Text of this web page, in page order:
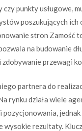
punkty usługowe,
poszukujących ich
stron Zamość
na budowanie
przewagi
partnera do
rynku działa wiele
pozycjonowania,
wysokie rezultaty.